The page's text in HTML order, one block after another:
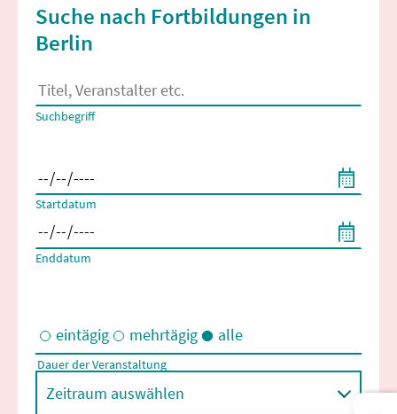
Suche nach Fortbildungen in
Berlin
Es erscheinen Suchvorschläge, wenn mindestens 2 Zeichen
Suchbegriff
Startdatum
Enddatum
Eintägige und/oder mehrtägige Veranstaltungen
eintägig mehrtägig alle
Dauer der Veranstaltung
Zeitraum auswählen